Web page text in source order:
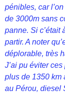
pénibles, car
de 3000m sans
panne. Si c’était
partir. A noter
déplorable, très
J’ai pu éviter
plus de 1350 km
au Pérou, diesel